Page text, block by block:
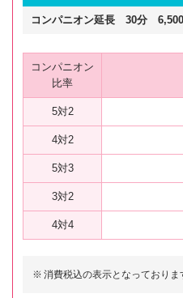
コンパニオン延長 30分
コンパニオン
比率
5対2
4対2
5対3
3対2
4対4
※ 消費税込の表示となっておりま